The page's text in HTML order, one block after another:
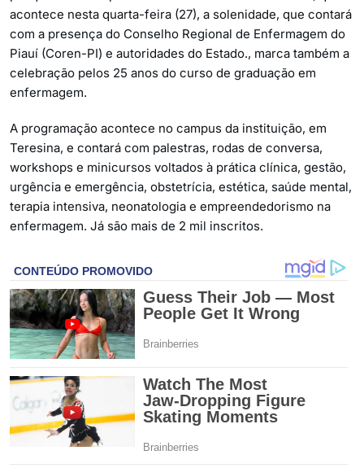
acontece nesta quarta-feira (27), a solenidade, que contará
com a presença do Conselho Regional de Enfermagem do
Piauí (Coren-PI) e autoridades do Estado., marca também a
celebração pelos 25 anos do curso de graduação em
enfermagem.
A programação acontece no campus da instituição, em
Teresina, e contará com palestras, rodas de conversa,
workshops e minicursos voltados à prática clínica, gestão,
urgência e emergência, obstetrícia, estética, saúde mental,
terapia intensiva, neonatologia e empreendedorismo na
enfermagem. Já são mais de 2 mil inscritos.